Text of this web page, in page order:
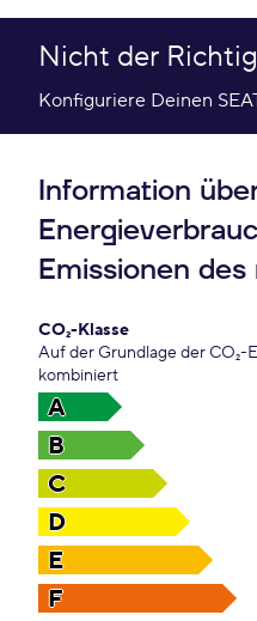
Nicht der
Konfiguriere Deinen
Information
Emissionen
CO₂-Klasse
Auf der Grundlage der CO₂-
kombiniert
A
B
C
D
E
F